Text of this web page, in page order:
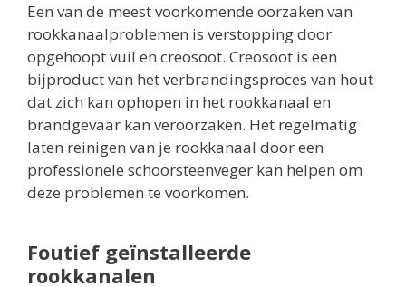
Een van de meest voorkomende oorzaken van
rookkanaalproblemen is verstopping door
opgehoopt vuil en creosoot. Creosoot is een
bijproduct van het verbrandingsproces van hout
dat zich kan ophopen in het rookkanaal en
brandgevaar kan veroorzaken. Het regelmatig
laten reinigen van je rookkanaal door een
professionele schoorsteenveger kan helpen om
deze problemen te voorkomen.
Foutief geïnstalleerde
rookkanalen